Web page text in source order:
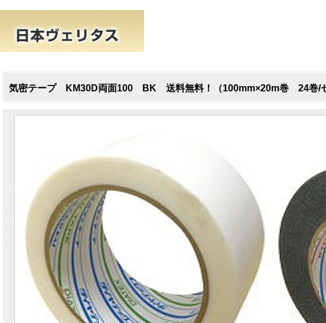
気密テープ KM30D両面100 BK 送料無料！（100mm×20m巻 24巻/セ